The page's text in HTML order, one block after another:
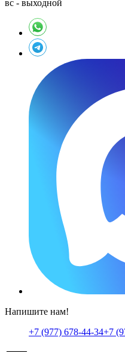
вс - выходной
Напишите нам!
+7 (977) 678-44-34+7